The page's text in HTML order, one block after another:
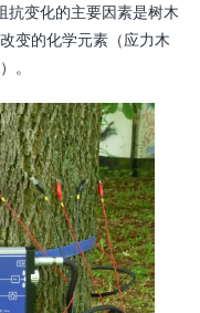
变化的主要因素是树木
变的化学元素（应力木
。